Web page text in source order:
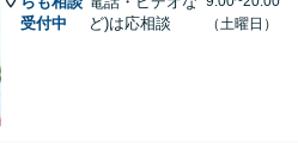
受付中
ど)は応相談
（土曜日）